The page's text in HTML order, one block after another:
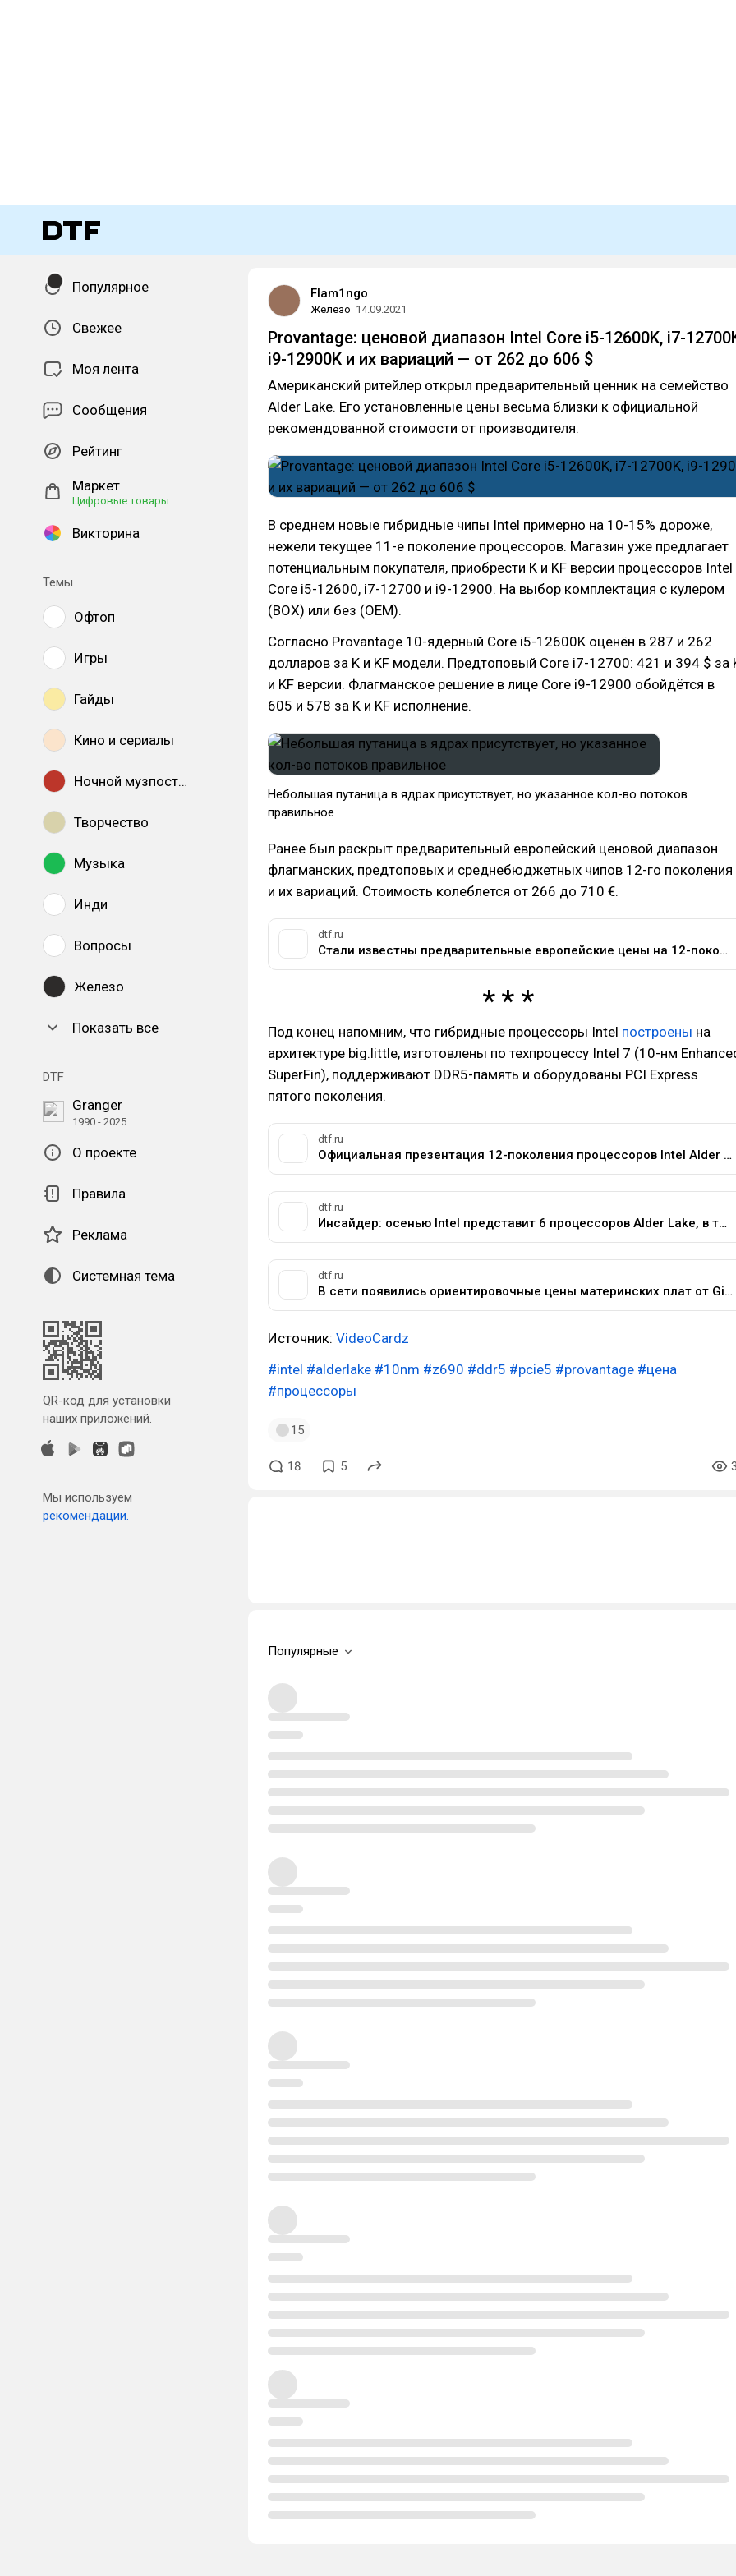
Популярное
Свежее
Моя лента
Сообщения
Рейтинг
Маркет
Цифровые товары
Викторина
Темы
Офтоп
Игры
Гайды
Кино и сериалы
Ночной музпостинг
Творчество
Музыка
Инди
Вопросы
Железо
Показать все
DTF
Granger
1990 - 2025
О проекте
Правила
Реклама
Системная тема
QR-код для установки
наших приложений.
Мы используем
рекомендации.
Flam1ngo
Железо 14.09.2021
Provantage: ценовой диапазон Intel Core i5-12600K, i7-
i9-12900K и их вариаций — от 262 до 606 $
Американский ритейлер открыл предварительный ценник на семейство
Alder Lake. Его установленные цены весьма близки к официальной
рекомендованной стоимости от производителя.
В среднем новые гибридные чипы Intel примерно на 10-15% дороже,
нежели текущее 11-е поколение процессоров. Магазин уже предлагает
потенциальным покупателя, приобрести K и KF версии процессоров Intel
Core i5-12600, i7-12700 и i9-12900. На выбор комплектация с кулером
(BOX) или без (OEM).
Согласно Provantage 10-ядерный Core i5-12600K оценён в 287 и 262
долларов за K и KF модели. Предтоповый Core i7-12700: 421 и 394 $ за
и KF версии. Флагманское решение в лице Core i9-12900 обойдётся в
605 и 578 за K и KF исполнение.
Небольшая путаница в ядрах присутствует, но указанное кол-во потоков
правильное
Ранее был раскрыт предварительный европейский ценовой диапазон
флагманских, предтоповых и среднебюджетных чипов 12-го поколения
и их вариаций. Стоимость колеблется от 266 до 710 €.
dtf.ru
Стали известны предварительные европейские цены на 12-поколение процессоров Intel — Железо на DTF
Под конец напомним, что гибридные процессоры Intel построены на
архитектуре big.little, изготовлены по техпроцессу Intel 7 (10-нм
SuperFin), поддерживают DDR5-память и оборудованы PCI Express
пятого поколения.
dtf.ru
Официальная презентация 12-поколения процессоров Intel Alder Lake состоится в октябре — Железо на DTF
dtf.ru
Инсайдер: осенью Intel представит 6 процессоров Alder Lake, в том числе без встроенного графического ядра — Железо на DTF
dtf.ru
В сети появились ориентировочные цены материнских плат от Gigabyte для сокета LGA 1700 — Железо на DTF
Источник: VideoCardz
#intel #alderlake #10nm #z690 #ddr5 #pcie5 #provantage #цена
#процессоры
15
18 5
Популярные